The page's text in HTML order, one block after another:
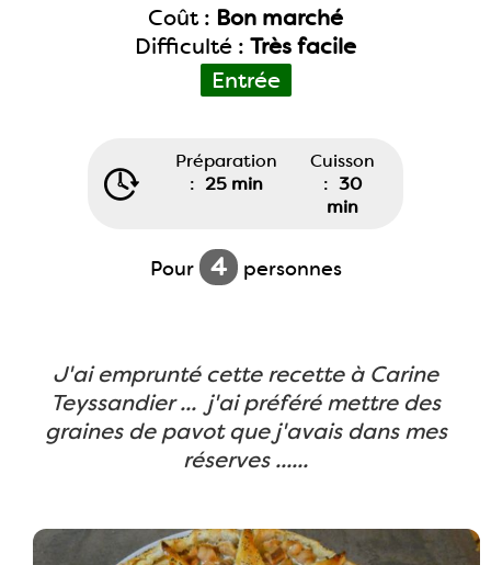
Coût : Bon marché
Difficulté : Très facile
Entrée
Préparation
: 25 min
Cuisson
: 30
min
Pour 4 personnes
J'ai emprunté cette recette à Carine
Teyssandier ... j'ai préféré mettre des
graines de pavot que j'avais dans mes
réserves ......